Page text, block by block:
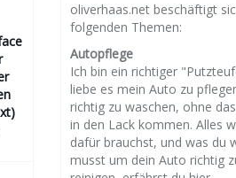
oliverhaas.net beschäftigt
folgenden Themen:
Autopflege
Ich bin ein richtiger
liebe es mein Auto zu
richtig zu waschen, ohne
in den Lack kommen. Alles
dafür brauchst, und was du
musst um dein Auto richtig